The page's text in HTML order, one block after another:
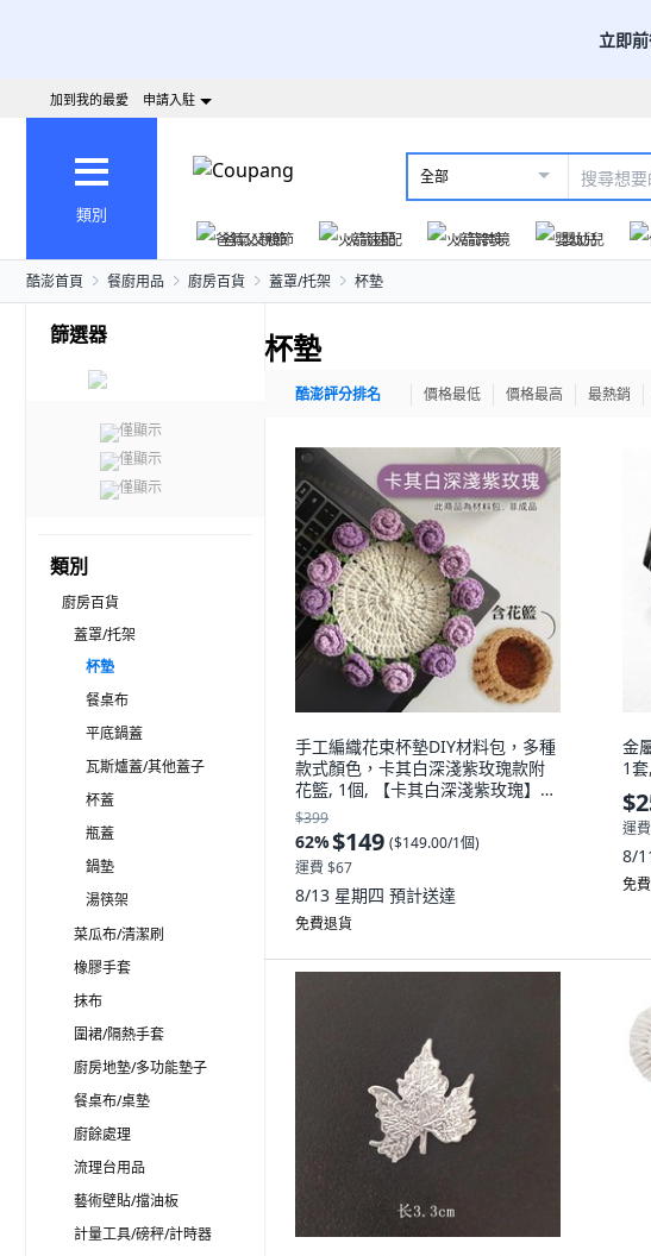
立即
加到我的最愛 申請入駐
類別
全部
爸氣父親節
火箭速配 火箭跨境 嬰幼兒
酷澎首頁 餐廚用品 廚房百貨 蓋罩/托架 杯墊
篩選器
僅顯示
僅顯示
僅顯示
類別
廚房百貨
蓋罩/托架
杯墊
餐桌布
平底鍋蓋
瓦斯爐蓋/其他蓋子
杯蓋
瓶蓋
鍋墊
湯筷架
菜瓜布/清潔刷
橡膠手套
抹布
圍裙/隔熱手套
廚房地墊/多功能墊子
餐桌布/桌墊
廚餘處理
流理台用品
藝術壁貼/擋油板
計量工具/磅秤/計時器
杯墊
酷澎評分排名 價格最低 價格最高 最熱銷
手工編織花束杯墊DIY材料包，多種
款式顏色，卡其白深淺紫玫瑰款附
花籃, 1個, 【卡其白深淺紫玫瑰】含
花籃
$399
62%$149 ($149.00/1個)
運費 $67
8/13 星期四 預計送達
免費退貨
金
1
運
8/
免